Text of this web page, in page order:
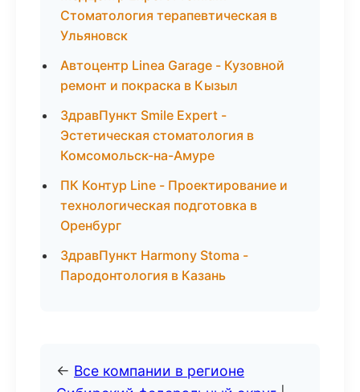
Стоматология терапевтическая в
Ульяновск
Автоцентр Linea Garage - Кузовной
ремонт и покраска в Кызыл
ЗдравПункт Smile Expert -
Эстетическая стоматология в
Комсомольск-на-Амуре
ПК Контур Line - Проектирование и
технологическая подготовка в
Оренбург
ЗдравПункт Harmony Stoma -
Пародонтология в Казань
← Все компании в регионе